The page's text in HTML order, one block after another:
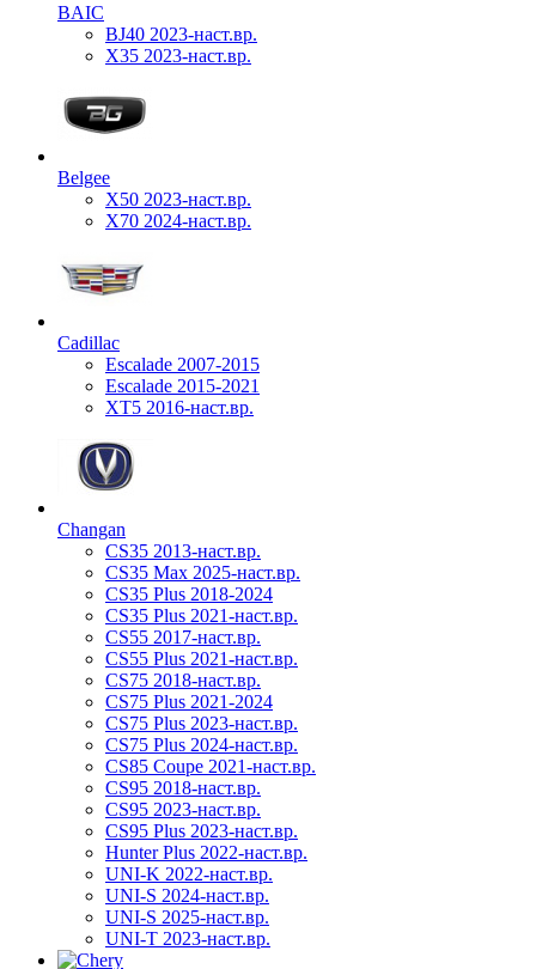
BAIC
BJ40 2023-наст.вр.
X35 2023-наст.вр.
Belgee
X50 2023-наст.вр.
X70 2024-наст.вр.
Cadillac
Escalade 2007-2015
Escalade 2015-2021
XT5 2016-наст.вр.
Changan
CS35 2013-наст.вр.
CS35 Max 2025-наст.вр.
CS35 Plus 2018-2024
CS35 Plus 2021-наст.вр.
CS55 2017-наст.вр.
CS55 Plus 2021-наст.вр.
CS75 2018-наст.вр.
CS75 Plus 2021-2024
CS75 Plus 2023-наст.вр.
CS75 Plus 2024-наст.вр.
CS85 Coupe 2021-наст.вр.
CS95 2018-наст.вр.
CS95 2023-наст.вр.
CS95 Plus 2023-наст.вр.
Hunter Plus 2022-наст.вр.
UNI-K 2022-наст.вр.
UNI-S 2024-наст.вр.
UNI-S 2025-наст.вр.
UNI-T 2023-наст.вр.